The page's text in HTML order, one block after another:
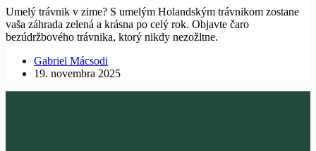
Umelý trávnik v zime? S umelým Holandským trávnikom zostane
vaša záhrada zelená a krásna po celý rok. Objavte čaro
bezúdržbového trávnika, ktorý nikdy nezožltne.
Gabriel Mácsodi
19. novembra 2025